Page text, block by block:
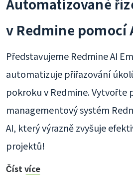
Automatizované
v Redmine pomocí
Představujeme Redmine AI
automatizuje přiřazování
pokroku v Redmine. Vytvořte
managementový systém
AI, který výrazně zvyšuje
projektů!
Číst více